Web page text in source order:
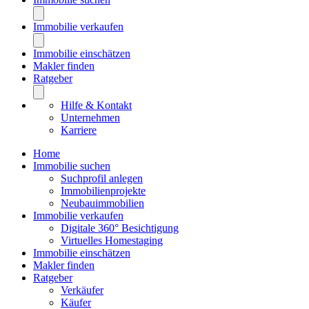
Immobilie verkaufen
Immobilie einschätzen
Makler finden
Ratgeber
Hilfe & Kontakt
Unternehmen
Karriere
Home
Immobilie suchen
Suchprofil anlegen
Immobilienprojekte
Neubauimmobilien
Immobilie verkaufen
Digitale 360° Besichtigung
Virtuelles Homestaging
Immobilie einschätzen
Makler finden
Ratgeber
Verkäufer
Käufer